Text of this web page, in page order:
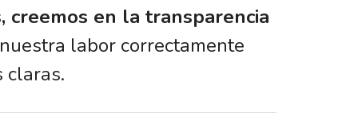
creemos en la transparencia
labor correctamente
claras.